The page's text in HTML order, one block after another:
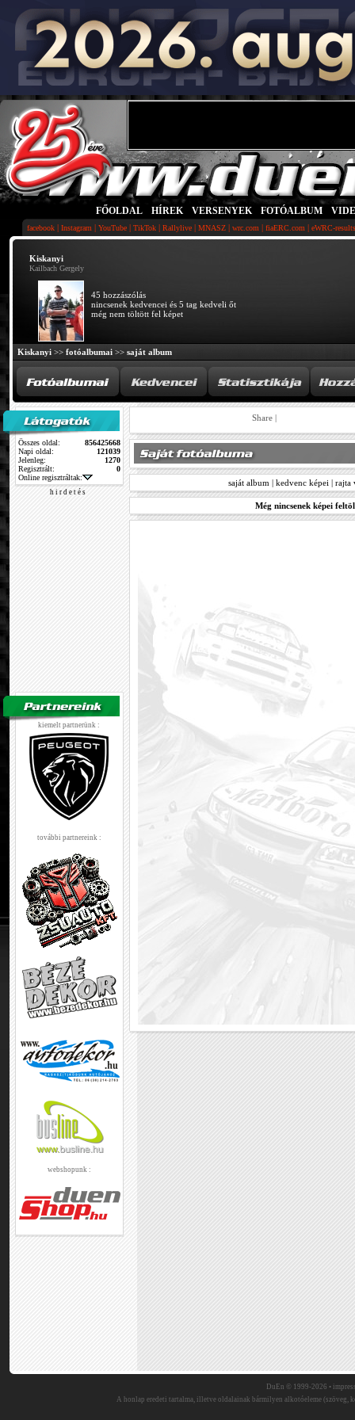
FŐOLDAL HÍREK VERSENYEK FOTÓALBUM
facebook | Instagram | YouTube | TikTok | Rallylive | MNASZ | wrc.com | fiaERC.com | eWRC-
Kiskanyi
Kailbach Gergely
45 hozzászólás
nincsenek kedvencei és 5 tag kedveli őt
még nem töltött fel képet
Kiskanyi >> fotóalbumai >> saját album
Összes oldal:
856425668
Napi oldal:
121039
Jelenleg:
1270
Regisztrált:
0
Online regisztráltak:
h i r d e t é s
kiemelt partnerünk :
további partnereink :
webshopunk :
Share |
saját album |kedvenc képei |rajta
Még nincsenek képei
DuEn © 1999-2026 •
A honlap eredeti tartalma, illetve oldalainak bármilyen alkotóeleme (szöveg,